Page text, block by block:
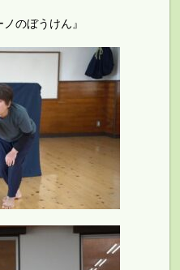
のぼうけん』